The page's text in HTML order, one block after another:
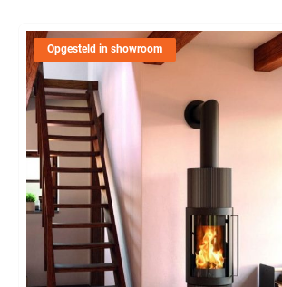
Opgesteld in showroom